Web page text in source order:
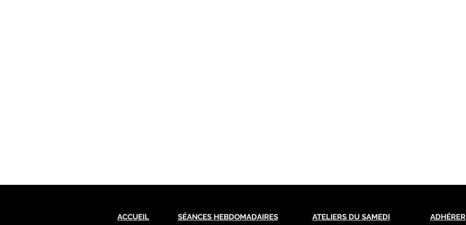
ACCUEIL SÉANCES HEBDOMADAIRES ATELIERS DU SAMEDI ADHÉRER